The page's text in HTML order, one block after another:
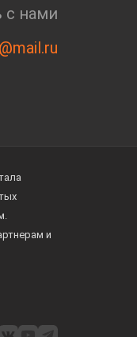
с нами
и